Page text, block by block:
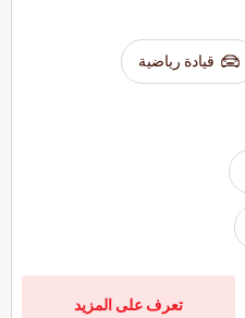
قيادة رياضية
تعرف على المزيد